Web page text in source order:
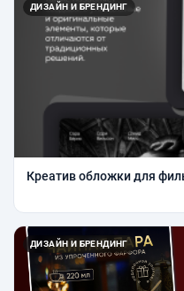
ДИЗАЙН И БРЕНДИНГ
Креатив обложки для
ДИЗАЙН И БРЕНДИНГ